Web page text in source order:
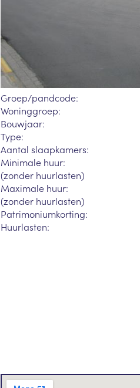
Groep/pandcode:
Woninggroep:
Bouwjaar:
Type:
Aantal slaapkamers:
Minimale huur:
(zonder huurlasten)
Maximale huur:
(zonder huurlasten)
Patrimoniumkorting:
Huurlasten: